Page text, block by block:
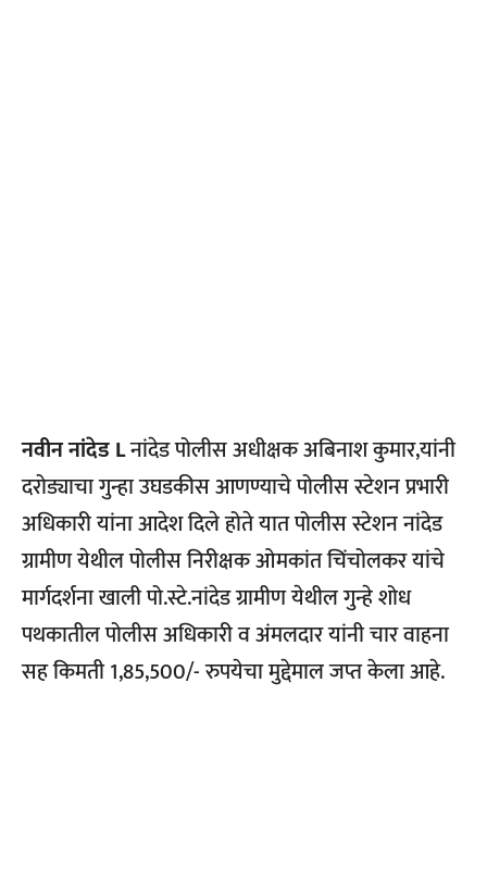
नवीन नांदेड Lनांदेड पोलीस अधीक्षक अबिनाश कुमार,यांनी
दरोड्याचा गुन्हा उघडकीस आणण्याचे पोलीस स्टेशन प्रभारी
अधिकारी यांना आदेश दिले होते यात पोलीस स्टेशन नांदेड
ग्रामीण येथील पोलीस निरीक्षक ओमकांत चिंचोलकर यांचे
मार्गदर्शना खाली पो.स्टे.नांदेड ग्रामीण येथील गुन्हे शोध
पथकातील पोलीस अधिकारी व अंमलदार यांनी चार वाहना
सह किमती 1,85,500/- रुपयेचा मुद्देमाल जप्त केला आहे.